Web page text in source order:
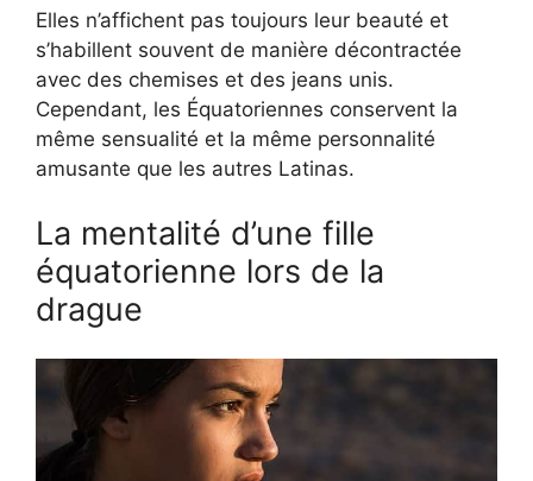
Elles n’affichent pas toujours leur beauté et
s’habillent souvent de manière décontractée
avec des chemises et des jeans unis.
Cependant, les Équatoriennes conservent la
même sensualité et la même personnalité
amusante que les autres Latinas.
La mentalité d’une fille
équatorienne lors de la
drague